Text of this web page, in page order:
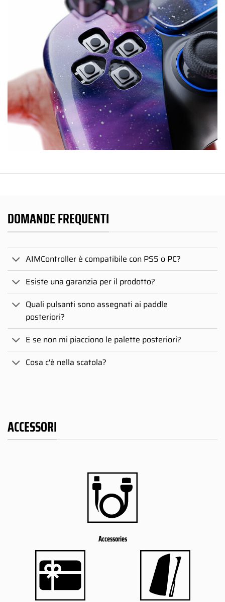
DOMANDE FREQUENTI
AIMController è compatibile con PS5 o PC?
Esiste una garanzia per il prodotto?
Quali pulsanti sono assegnati ai paddle
posteriori?
E se non mi piacciono le palette posteriori?
Cosa c'è nella scatola?
ACCESSORI
Accessories